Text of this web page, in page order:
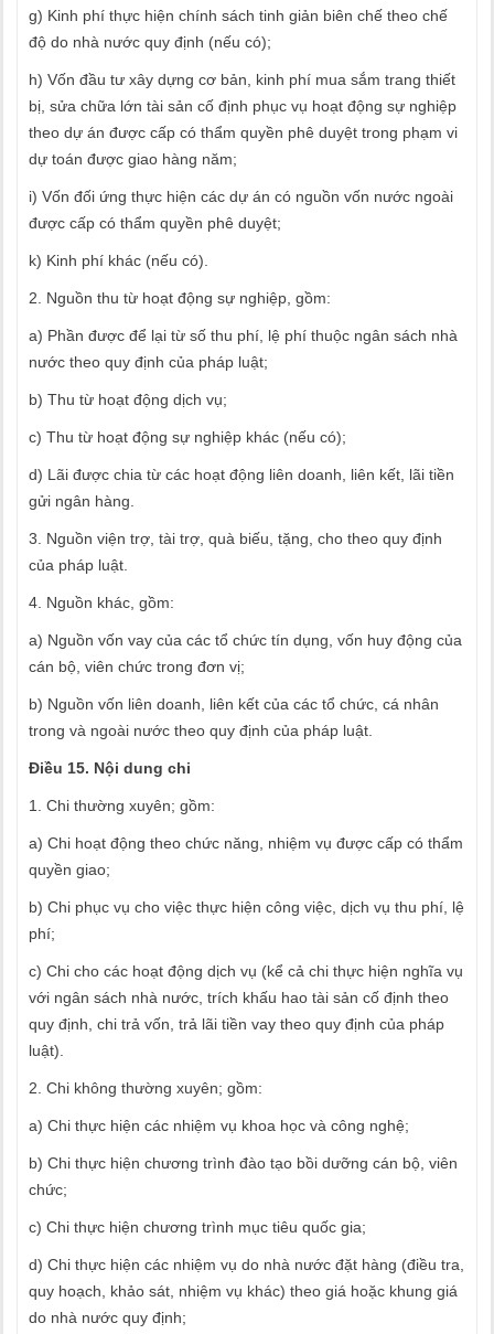
g) Kinh phí thực hiện chính sách tinh giản biên chế theo chế
độ do nhà nước quy định (nếu có);
h) Vốn đầu tư xây dựng cơ bản, kinh phí mua sắm trang thiết
bị, sửa chữa lớn tài sản cố định phục vụ hoạt động sự nghiệp
theo dự án được cấp có thẩm quyền phê duyệt trong phạm vi
dự toán được giao hàng năm;
i) Vốn đối ứng thực hiện các dự án có nguồn vốn nước ngoài
được cấp có thẩm quyền phê duyệt;
k) Kinh phí khác (nếu có).
2. Nguồn thu từ hoạt động sự nghiệp, gồm:
a) Phần được để lại từ số thu phí, lệ phí thuộc ngân sách nhà
nước theo quy định của pháp luật;
b) Thu từ hoạt động dịch vụ;
c) Thu từ hoạt động sự nghiệp khác (nếu có);
d) Lãi được chia từ các hoạt động liên doanh, liên kết, lãi tiền
gửi ngân hàng.
3. Nguồn viện trợ, tài trợ, quà biếu, tặng, cho theo quy định
của pháp luật.
4. Nguồn khác, gồm:
a) Nguồn vốn vay của các tổ chức tín dụng, vốn huy động của
cán bộ, viên chức trong đơn vị;
b) Nguồn vốn liên doanh, liên kết của các tổ chức, cá nhân
trong và ngoài nước theo quy định của pháp luật.
Điều 15. Nội dung chi
1. Chi thường xuyên; gồm:
a) Chi hoạt động theo chức năng, nhiệm vụ được cấp có thẩm
quyền giao;
b) Chi phục vụ cho việc thực hiện công việc, dịch vụ thu phí, lệ
phí;
c) Chi cho các hoạt động dịch vụ (kể cả chi thực hiện nghĩa vụ
với ngân sách nhà nước, trích khấu hao tài sản cố định theo
quy định, chi trả vốn, trả lãi tiền vay theo quy định của pháp
luật).
2. Chi không thường xuyên; gồm:
a) Chi thực hiện các nhiệm vụ khoa học và công nghệ;
b) Chi thực hiện chương trình đào tạo bồi dưỡng cán bộ, viên
chức;
c) Chi thực hiện chương trình mục tiêu quốc gia;
d) Chi thực hiện các nhiệm vụ do nhà nước đặt hàng (điều tra,
quy hoạch, khảo sát, nhiệm vụ khác) theo giá hoặc khung giá
do nhà nước quy định;